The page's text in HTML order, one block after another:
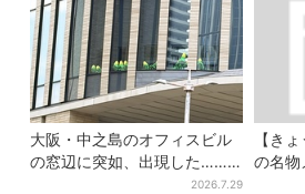
大阪・中之島のオフィスビル
の窓辺に突如、出現した……
巨大インコ「何かいる」「朝
2026.7.29
【き
の名物
ろ」